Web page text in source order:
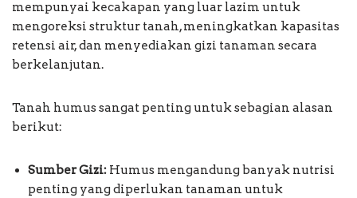
mempunyai kecakapan yang luar lazim untuk
mengoreksi struktur tanah, meningkatkan kapasitas
retensi air, dan menyediakan gizi tanaman secara
berkelanjutan.
Tanah humus sangat penting untuk sebagian alasan
berikut:
Sumber Gizi: Humus mengandung banyak nutrisi
penting yang diperlukan tanaman untuk